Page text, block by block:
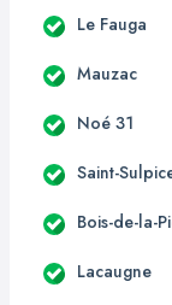
Le Fauga
Mauzac
Noé 31
Saint-
Bois-de-la-
Lacaugne